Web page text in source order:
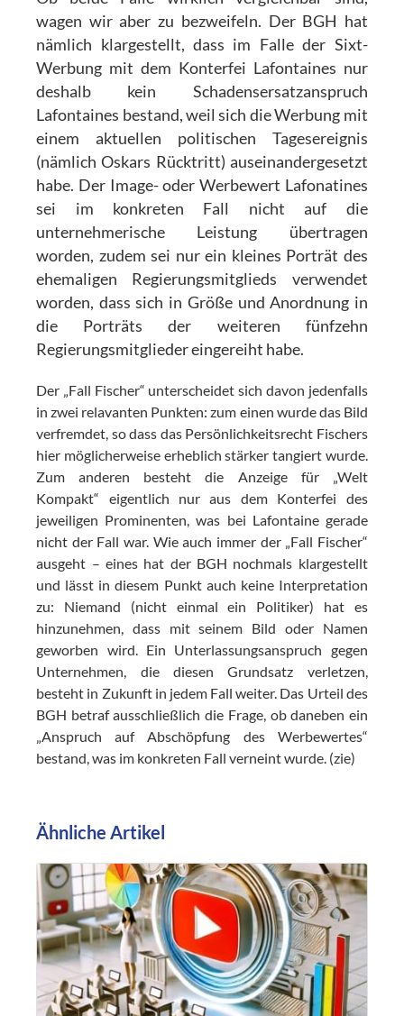
wagen wir aber zu bezweifeln. Der BGH hat
nämlich klargestellt, dass im Falle der Sixt-
Werbung mit dem Konterfei Lafontaines nur
deshalb kein Schadensersatzanspruch
Lafontaines bestand, weil sich die Werbung mit
einem aktuellen politischen Tagesereignis
(nämlich Oskars Rücktritt) auseinandergesetzt
habe. Der Image- oder Werbewert Lafonatines
sei im konkreten Fall nicht auf die
unternehmerische Leistung übertragen
worden, zudem sei nur ein kleines Porträt des
ehemaligen Regierungsmitglieds verwendet
worden, dass sich in Größe und Anordnung in
die Porträts der weiteren fünfzehn
Regierungsmitglieder eingereiht habe.
Der „Fall Fischer“ unterscheidet sich davon jedenfalls
in zwei relavanten Punkten: zum einen wurde das Bild
verfremdet, so dass das Persönlichkeitsrecht Fischers
hier möglicherweise erheblich stärker tangiert wurde.
Zum anderen besteht die Anzeige für „Welt
Kompakt“ eigentlich nur aus dem Konterfei des
jeweiligen Prominenten, was bei Lafontaine gerade
nicht der Fall war. Wie auch immer der „Fall Fischer“
ausgeht – eines hat der BGH nochmals klargestellt
und lässt in diesem Punkt auch keine Interpretation
zu: Niemand (nicht einmal ein Politiker) hat es
hinzunehmen, dass mit seinem Bild oder Namen
geworben wird. Ein Unterlassungsanspruch gegen
Unternehmen, die diesen Grundsatz verletzen,
besteht in Zukunft in jedem Fall weiter. Das Urteil des
BGH betraf ausschließlich die Frage, ob daneben ein
„Anspruch auf Abschöpfung des Werbewertes“
bestand, was im konkreten Fall verneint wurde. (zie)
Ähnliche Artikel